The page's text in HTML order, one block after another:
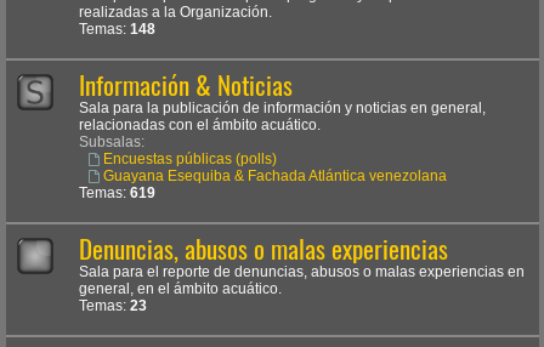
realizadas a la Organización.
Temas: 148
Información & Noticias
Sala para la publicación de información y noticias en general,
relacionadas con el ámbito acuático.
Subsalas:
Encuestas públicas (polls)
Guayana Esequiba & Fachada Atlántica venezolana
Temas: 619
Denuncias, abusos o malas experiencias
Sala para el reporte de denuncias, abusos o malas experiencias en
general, en el ámbito acuático.
Temas: 23